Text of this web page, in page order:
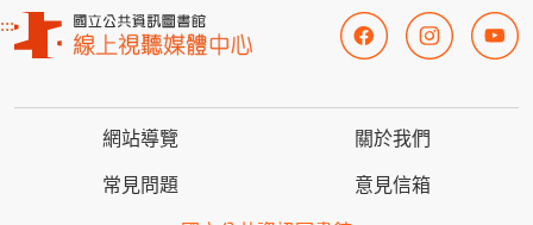
:::
網站導覽 關於我們
常見問題 意見信箱